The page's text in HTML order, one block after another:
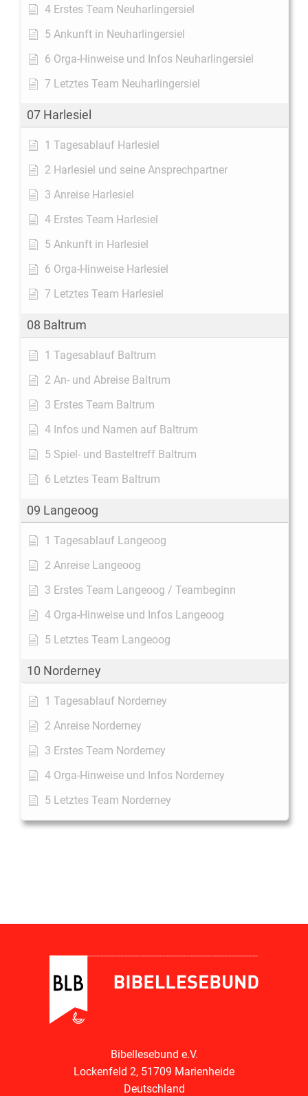
4 Erstes Team Neuharlingersiel
5 Ankunft in Neuharlingersiel
6 Orga-Hinweise und Infos Neuharlingersiel
7 Letztes Team Neuharlingersiel
07 Harlesiel
1 Tagesablauf Harlesiel
2 Harlesiel und seine Ansprechpartner
3 Anreise Harlesiel
4 Erstes Team Harlesiel
5 Ankunft in Harlesiel
6 Orga-Hinweise Harlesiel
7 Letztes Team Harlesiel
08 Baltrum
1 Tagesablauf Baltrum
2 An- und Abreise Baltrum
3 Erstes Team Baltrum
4 Infos und Namen auf Baltrum
5 Spiel- und Basteltreff Baltrum
6 Letztes Team Baltrum
09 Langeoog
1 Tagesablauf Langeoog
2 Anreise Langeoog
3 Erstes Team Langeoog / Teambeginn
4 Orga-Hinweise und Infos Langeoog
5 Letztes Team Langeoog
10 Norderney
1 Tagesablauf Norderney
2 Anreise Norderney
3 Erstes Team Norderney
4 Orga-Hinweise und Infos Norderney
5 Letztes Team Norderney
Bibellesebund e.V.
Lockenfeld 2, 51709 Marienheide
Deutschland